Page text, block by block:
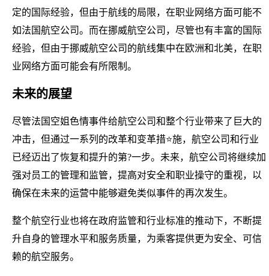
定的国际经验，但由于航线的局限，在职业网络方面可能不
如法国航空公司。而在挪威航空公司，尽管也有丰富的国际
经验，但由于挪威航空公司的航线集中在欧洲和北美，在职
业网络方面可能会有所限制。
未来的展望
尽管法国空姐色情事件给航空公司和整个行业带来了巨大的
冲击，但通过一系列的改革和变革措⭐施，航空公司和行业
已经迈出了恢复和提升的第?一步。未来，航空公司将继续加
强对员工的管理和监管，提高对安全和职业操守的重视，以
确保在未来的运营中能够避免类似事件的再次发生。
整个航空行业也将在政府监管和行业标准的推动下，不断提
升自身的管理水平和服务质量，为乘客提供更为安全、可信
赖的航空服务。